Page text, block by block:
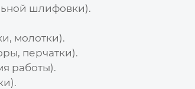
шлифовки).
молотки).
перчатки).
работы).